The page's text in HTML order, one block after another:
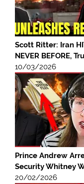
Scott Ritter: Iran
NEVER BEFORE,
10/03/2026
Prince Andrew
Security Whitney
20/02/2026